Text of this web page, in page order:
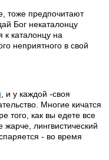
тоже предпочитают
Бог некаталонцу
к каталонцу на
неприятного в свой
, и у каждой -своя
Многие кичатся
того, как вы едете все
лингвистический
- во время